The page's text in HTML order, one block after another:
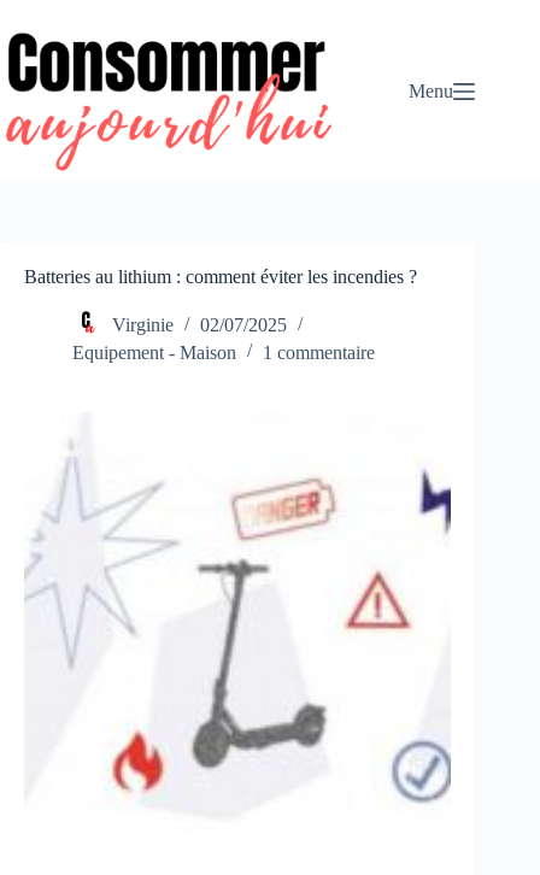
au
contenu
Menu
Batteries au lithium : comment éviter les incendies ?
Virginie
02/07/2025
Equipement - Maison
1 commentaire